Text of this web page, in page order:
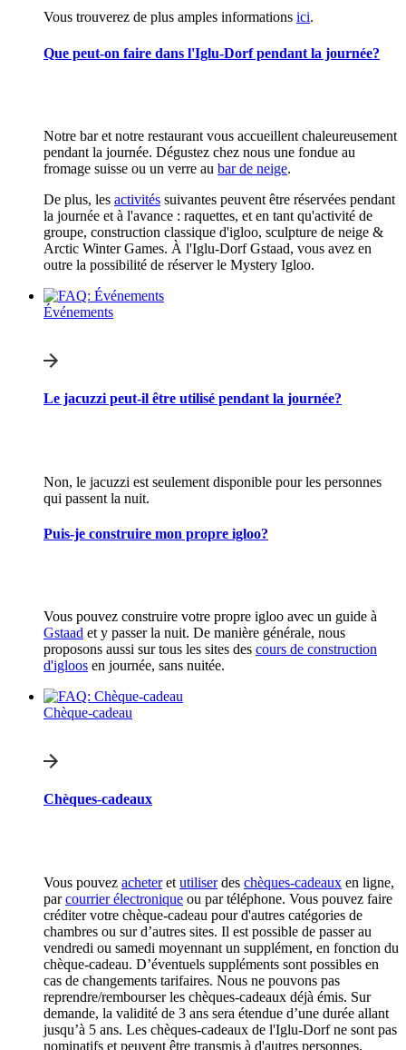
Vous trouverez de plus amples informations ici.
Que peut-on faire dans l'Iglu-Dorf pendant la journée?
Notre bar et notre restaurant vous accueillent chaleureusement
pendant la journée. Dégustez chez nous une fondue au
fromage suisse ou un verre au bar de neige.
De plus, les activités suivantes peuvent être réservées pendant
la journée et à l'avance : raquettes, et en tant qu'activité de
groupe, construction classique d'igloo, sculpture de neige &
Arctic Winter Games. À l'Iglu-Dorf Gstaad, vous avez en
outre la possibilité de réserver le Mystery Igloo.
Événements
Le jacuzzi peut-il être utilisé pendant la journée?
Non, le jacuzzi est seulement disponible pour les personnes
qui passent la nuit.
Puis-je construire mon propre igloo?
Vous pouvez construire votre propre igloo avec un guide à
Gstaad et y passer la nuit. De manière générale, nous
proposons aussi sur tous les sites des cours de construction
d'igloos en journée, sans nuitée.
Chèque-cadeau
Chèques-cadeaux
Vous pouvez acheteret utiliserdes chèques-cadeaux en ligne,
parcourrier électronique ou par téléphone. Vous pouvez faire
créditer votre chèque-cadeau pour d'autres catégories de
chambres ou sur d’autres sites. Il est possible de passer au
vendredi ou samedi moyennant un supplément, en fonction du
chèque-cadeau. D’éventuels suppléments sont possibles en
cas de changements tarifaires. Nous ne pouvons pas
reprendre/rembourser les chèques-cadeaux déjà émis. Sur
demande, la validité de 3 ans sera étendue d’une durée allant
jusqu’à 5 ans. Les chèques-cadeaux de l'Iglu-Dorf ne sont pas
nominatifs et peuvent être transmis à d'autres personnes.